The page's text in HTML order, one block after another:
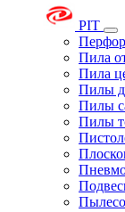
PIT
Пила
Пила
Пилы
Пилы
Пилы